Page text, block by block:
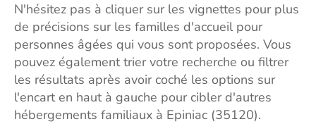
N'hésitez pas à cliquer sur les vignettes pour plus
de précisions sur les familles d'accueil pour
personnes âgées qui vous sont proposées. Vous
pouvez également trier votre recherche ou filtrer
les résultats après avoir coché les options sur
l'encart en haut à gauche pour cibler d'autres
hébergements familiaux à Epiniac (35120).